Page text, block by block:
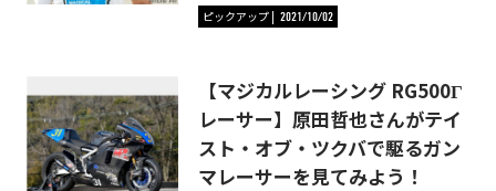
ピックアップ
2021/10/02
【マジカルレーシング RG500Γ
レーサー】原田哲也さんがテイ
スト・オブ・ツクバで駆るガン
マレーサーを見てみよう！